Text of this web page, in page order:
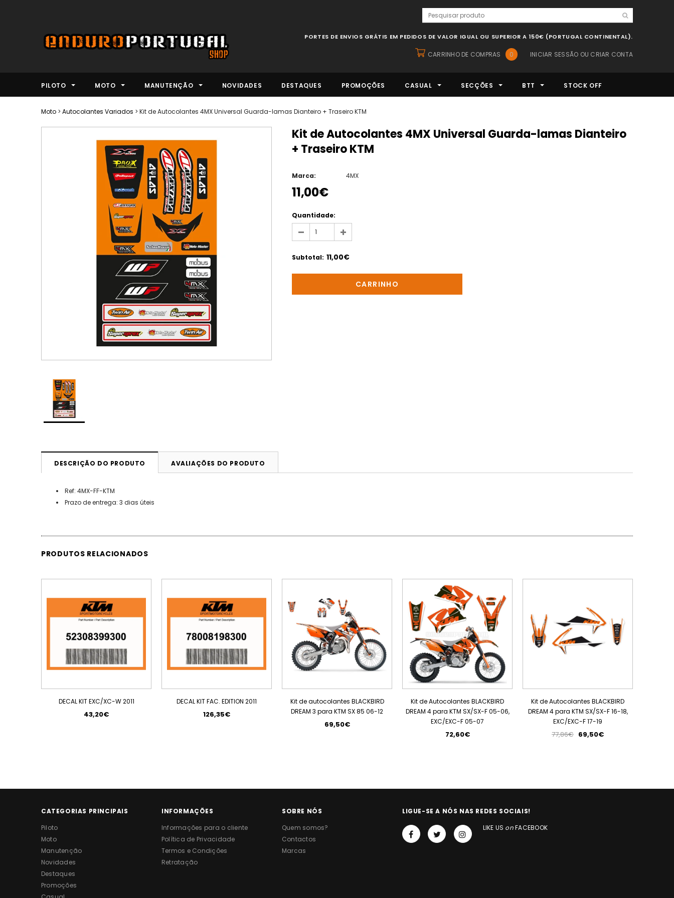
PORTES DE ENVIOS GRÁTIS EM PEDIDOS DE VALOR IGUAL OU SUPERIOR A 150€ (PORTUGAL CONTINENTAL).
INICIAR SESSÃO OU CRIAR CONTA
CARRINHO DE COMPRAS 0
PILOTO MOTO MANUTENÇÃO NOVIDADES DESTAQUES PROMOÇÕES CASUAL SECÇÕES BTT STOCK OFF
Moto > Autocolantes Variados > Kit de Autocolantes 4MX Universal Guarda-lamas Dianteiro + Traseiro KTM
Kit de Autocolantes 4MX Universal Guarda-lamas Dianteiro
+ Traseiro KTM
Marca: 4MX
11,00€
Quantidade:
Subtotal: 11,00€
DESCRIÇÃO DO PRODUTO AVALIAÇÕES DO PRODUTO
Ref: 4MX-FF-KTM
Prazo de entrega: 3 dias úteis
PRODUTOS RELACIONADOS
DECAL KIT EXC/XC-W 2011
43,20€
DECAL KIT FAC. EDITION 2011
126,35€
Kit de autocolantes BLACKBIRD
DREAM 3 para KTM SX 85 06-12
69,50€
Kit de Autocolantes BLACKBIRD
DREAM 4 para KTM SX/SX-F 05-06,
EXC/EXC-F 05-07
72,60€
Kit de Autocolantes BLACKBIRD
DREAM 4 para KTM SX/SX-F 16-18,
EXC/EXC-F 17-19
77,86€ 69,50€
CATEGORIAS PRINCIPAIS
Piloto
Moto
Manutenção
Novidades
Destaques
Promoções
INFORMAÇÕES
Informações para o cliente
Política de Privacidade
Termos e Condições
Retratação
SOBRE NÓS
Quem somos?
Contactos
Marcas
LIGUE-SE A NÓS NAS REDES SOCIAIS!
LIKE US onFACEBOOK